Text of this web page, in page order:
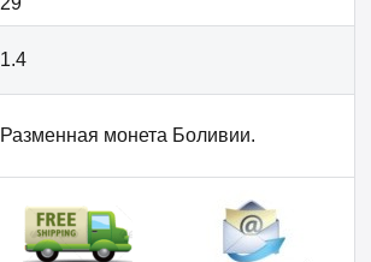
1.4
Разменная монета Боливии.